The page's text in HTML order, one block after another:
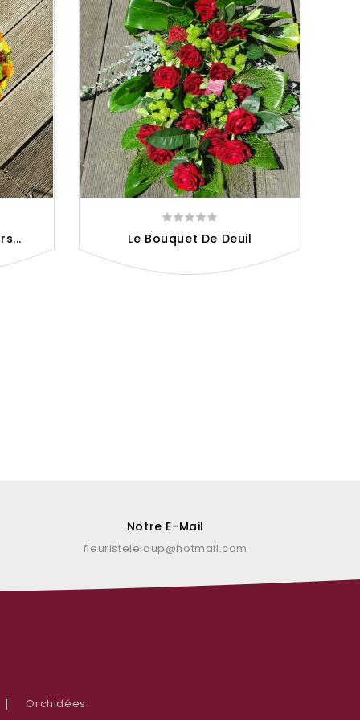
Le Bouquet De Deuil
Notre E-Mail
fleuristeleloup@hotmail.com
Orchidées